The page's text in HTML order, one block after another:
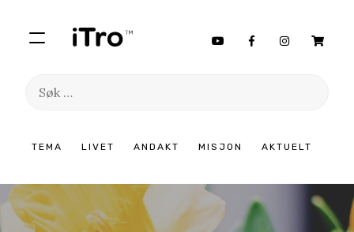
TEMA LIVET ANDAKT MISJON AKTUELT
Søk
innhold